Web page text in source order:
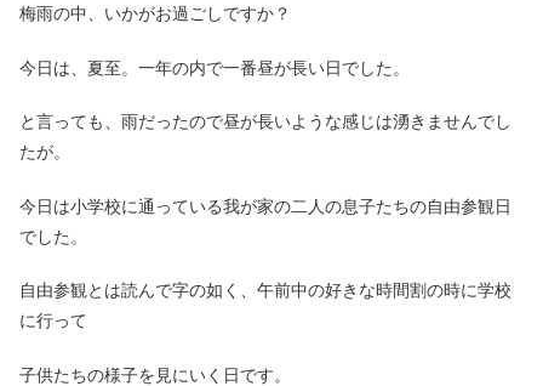
梅雨の中、いかがお過ごしですか？
今日は、夏至。一年の内で一番昼が長い日でした。
と言っても、雨だったので昼が長いような感じは湧きませんでし
たが。
今日は小学校に通っている我が家の二人の息子たちの自由参観日
でした。
自由参観とは読んで字の如く、午前中の好きな時間割の時に学校
に行って
子供たちの様子を見にいく日です。